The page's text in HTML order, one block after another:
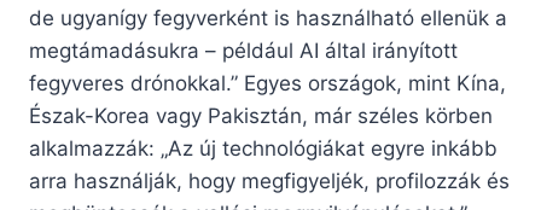
de ugyanígy fegyverként is használható ellenük a
megtámadásukra – például AI által irányított
fegyveres drónokkal.” Egyes országok, mint Kína,
Észak-Korea vagy Pakisztán, már széles körben
alkalmazzák: „Az új technológiákat egyre inkább
arra használják, hogy megfigyeljék, profilozzák és